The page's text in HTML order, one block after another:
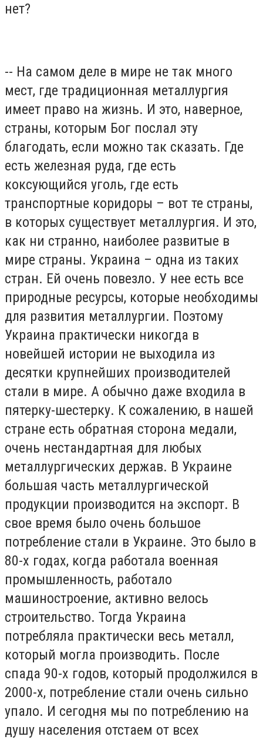
нет?
-- На самом деле в мире не так много
мест, где традиционная металлургия
имеет право на жизнь. И это, наверное,
страны, которым Бог послал эту
благодать, если можно так сказать. Где
есть железная руда, где есть
коксующийся уголь, где есть
транспортные коридоры – вот те страны,
в которых существует металлургия. И это,
как ни странно, наиболее развитые в
мире страны. Украина – одна из таких
стран. Ей очень повезло. У нее есть все
природные ресурсы, которые необходимы
для развития металлургии. Поэтому
Украина практически никогда в
новейшей истории не выходила из
десятки крупнейших производителей
стали в мире. А обычно даже входила в
пятерку-шестерку. К сожалению, в нашей
стране есть обратная сторона медали,
очень нестандартная для любых
металлургических держав. В Украине
большая часть металлургической
продукции производится на экспорт. В
свое время было очень большое
потребление стали в Украине. Это было в
80-х годах, когда работала военная
промышленность, работало
машиностроение, активно велось
строительство. Тогда Украина
потребляла практически весь металл,
который могла производить. После
спада 90-х годов, который продолжился в
2000-х, потребление стали очень сильно
упало. И сегодня мы по потреблению на
душу населения отстаем от всех